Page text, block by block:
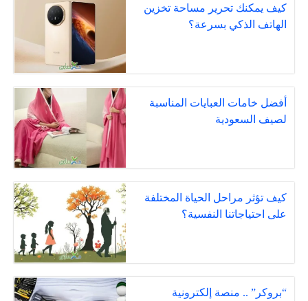
كيف يمكنك تحرير مساحة تخزين
الهاتف الذكي بسرعة؟
أفضل خامات العبايات المناسبة
لصيف السعودية
كيف تؤثر مراحل الحياة المختلفة
على احتياجاتنا النفسية؟
“بروكر” .. منصة إلكترونية